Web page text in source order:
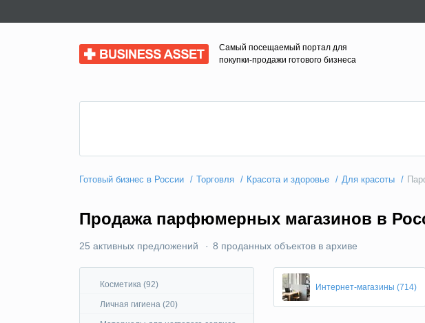
Business Asset
Самый посещаемый портал для
покупки-продажи готового бизнеса
Готовый бизнес в России Торговля Красота и здоровье Для красоты
Продажа парфюмерных магазинов в
25 активных предложений 8 проданных объектов в архиве
Косметика (92)
Личная гигиена (20)
Интернет-магазины (714)